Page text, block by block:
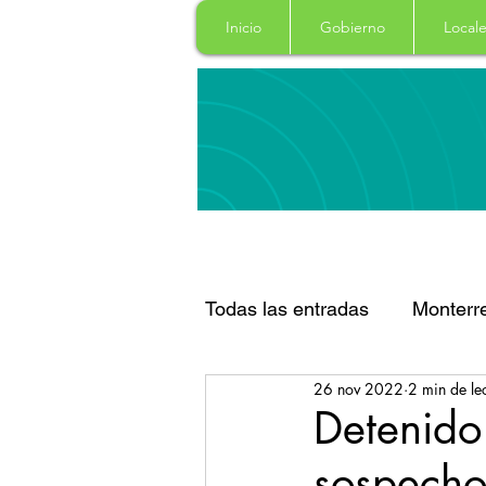
Inicio Gobierno
Todas las entradas
Santa Catarina San
26 nov 2022 2 min de